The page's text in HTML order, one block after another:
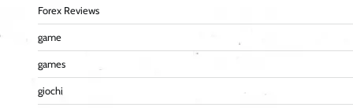
Forex Reviews
game
games
giochi